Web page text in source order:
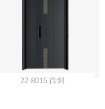
22-8015 御剑